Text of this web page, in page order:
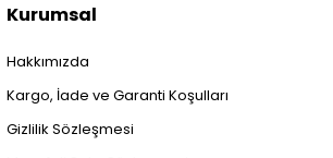
Kurumsal
Hakkımızda
Kargo, İade ve Garanti Koşulları
Gizlilik Sözleşmesi